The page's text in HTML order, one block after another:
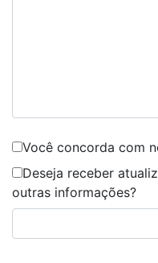
Você concorda com
Deseja receber
outras informações?